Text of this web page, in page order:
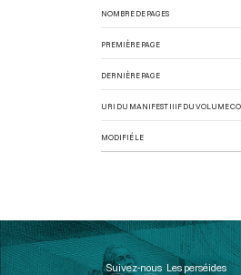
NOMBRE DE PAGES
PREMIÈRE PAGE
DERNIÈRE PAGE
URI DU MANIFEST IIIF DU VOLUME
MODIFIÉ LE
Suivez-nous Les perséides